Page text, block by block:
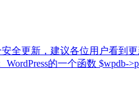
安全更新，建议各位用户看
WordPress的一个函数